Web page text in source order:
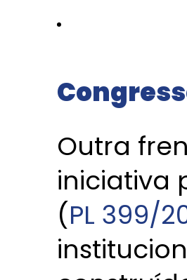
Outra
iniciativa
(PL 399/